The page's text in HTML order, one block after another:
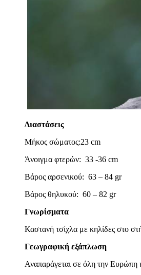
Διαστάσεις
Μήκος σώματος:23 cm
Άνοιγμα φτερών: 33 -36 cm
Βάρος αρσενικού: 63 – 84 gr
Βάρος θηλυκού: 60 – 82 gr
Γνωρίσματα
Καστανή τσίχλα με κηλίδες στο
Γεωγραφική εξάπλωση
Αναπαράγεται σε όλη την Ευρώπη